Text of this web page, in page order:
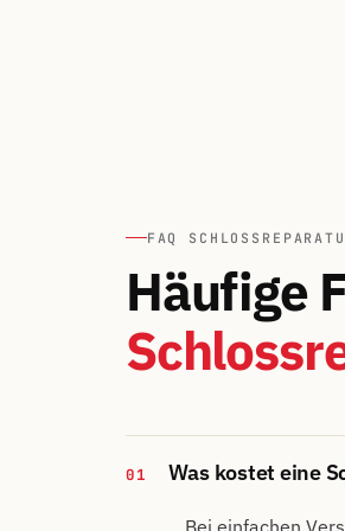
FAQ
Häufige
01 Was kostet eine